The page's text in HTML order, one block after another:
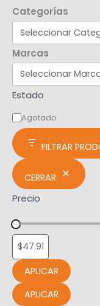
Categorías
Marcas
Estado
Agotado
FILTRAR
CERRAR
Precio
APLICAR
APLICAR